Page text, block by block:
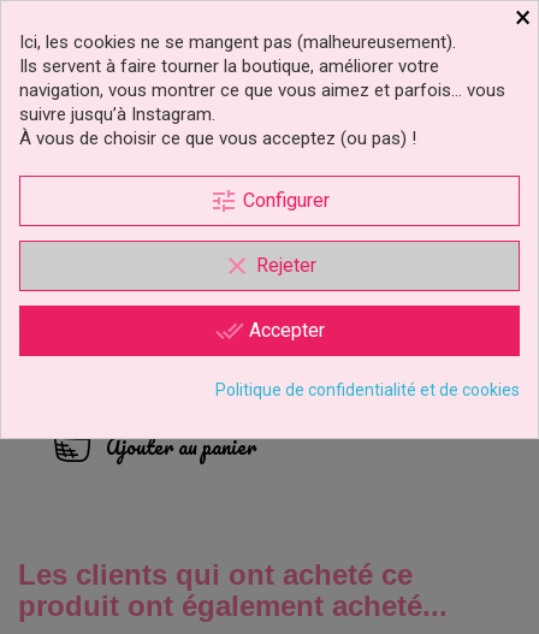
Wilton
Ajouter au panier
Les clients qui ont acheté ce
produit ont également acheté...
×
Ici, les cookies ne se mangent pas (malheureusement).
Ils servent à faire tourner la boutique, améliorer votre
navigation, vous montrer ce que vous aimez et parfois… vous
suivre jusqu’à Instagram.
À vous de choisir ce que vous acceptez (ou pas) !
tune Configurer
clear Rejeter
done_all Accepter
Politique de confidentialité et de cookies